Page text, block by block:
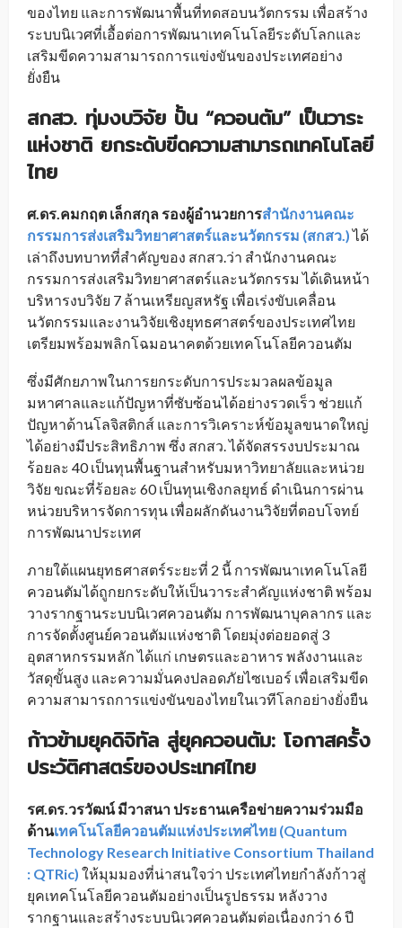
ของไทย และการพัฒนาพื้นที่ทดสอบนวัตกรรม เพื่อสร้าง
ระบบนิเวศที่เอื้อต่อการพัฒนาเทคโนโลยีระดับโลกและ
เสริมขีดความสามารถการแข่งขันของประเทศอย่าง
ยั่งยืน
สกสว. ทุ่มงบวิจัย ปั้น “ควอนตัม” เป็นวาระ
แห่งชาติ ยกระดับขีดความสามารถเทคโนโลยี
ไทย
ศ.ดร.คมกฤต เล็กสกุล รองผู้อำนวยการสำนักงานคณะ
กรรมการส่งเสริมวิทยาศาสตร์และนวัตกรรม (สกสว.)ได้
เล่าถึงบทบาทที่สำคัญของ สกสว.ว่า สำนักงานคณะ
กรรมการส่งเสริมวิทยาศาสตร์และนวัตกรรม ได้เดินหน้า
บริหารงบวิจัย 7 ล้านเหรียญสหรัฐ เพื่อเร่งขับเคลื่อน
นวัตกรรมและงานวิจัยเชิงยุทธศาสตร์ของประเทศไทย
เตรียมพร้อมพลิกโฉมอนาคตด้วยเทคโนโลยีควอนตัม
ซึ่งมีศักยภาพในการยกระดับการประมวลผลข้อมูล
มหาศาลและแก้ปัญหาที่ซับซ้อนได้อย่างรวดเร็ว ช่วยแก้
ปัญหาด้านโลจิสติกส์ และการวิเคราะห์ข้อมูลขนาดใหญ่
ได้อย่างมีประสิทธิภาพ ซึ่ง สกสว. ได้จัดสรรงบประมาณ
ร้อยละ 40 เป็นทุนพื้นฐานสำหรับมหาวิทยาลัยและหน่วย
วิจัย ขณะที่ร้อยละ 60 เป็นทุนเชิงกลยุทธ์ ดำเนินการผ่าน
หน่วยบริหารจัดการทุน เพื่อผลักดันงานวิจัยที่ตอบโจทย์
การพัฒนาประเทศ
ภายใต้แผนยุทธศาสตร์ระยะที่ 2 นี้ การพัฒนาเทคโนโลยี
ควอนตัมได้ถูกยกระดับให้เป็นวาระสำคัญแห่งชาติ พร้อม
วางรากฐานระบบนิเวศควอนตัม การพัฒนาบุคลากร และ
การจัดตั้งศูนย์ควอนตัมแห่งชาติ โดยมุ่งต่อยอดสู่ 3
อุตสาหกรรมหลัก ได้แก่ เกษตรและอาหาร พลังงานและ
วัสดุขั้นสูง และความมั่นคงปลอดภัยไซเบอร์ เพื่อเสริมขีด
ความสามารถการแข่งขันของไทยในเวทีโลกอย่างยั่งยืน
ก้าวข้ามยุคดิจิทัล สู่ยุคควอนตัม: โอกาสครั้ง
ประวัติศาสตร์ของประเทศไทย
รศ.ดร.วรวัฒน์ มีวาสนา ประธานเครือข่ายความร่วมมือ
ด้านเทคโนโลยีควอนตัมแห่งประเทศไทย (Quantum
Technology Research Initiative Consortium Thailand
: QTRic) ให้มุมมองที่น่าสนใจว่า ประเทศไทยกำลังก้าวสู่
ยุคเทคโนโลยีควอนตัมอย่างเป็นรูปธรรม หลังวาง
รากฐานและสร้างระบบนิเวศควอนตัมต่อเนื่องกว่า 6 ปี